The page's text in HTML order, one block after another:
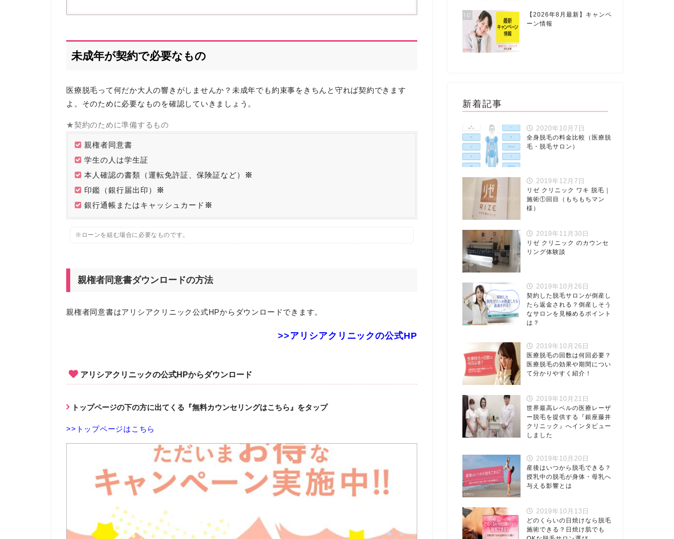
未成年が契約で必要なもの
医療脱毛って何だか大人の響きがしませんか？未成年でも約束事をきちんと守れば契約できます
よ。そのために必要なものを確認していきましょう。
★契約のために準備するもの
親権者同意書
学生の人は学生証
本人確認の書類（運転免許証、保険証など）
※
印鑑（銀行届出印）
※
銀行通帳またはキャッシュカード ※
※ローンを組む場合に必要なものです。
親権者同意書ダウンロードの方法
親権者同意書はアリシアクリニック公式HPからダウンロードできます。
>>アリシアクリニックの公式HP
アリシアクリニックの公式HPからダウンロード
トップページの下の方に出てくる『無料カウンセリングはこちら』をタップ
>>トップページはこちら
10
【2026年8月最新】キャンペ
ーン情報
新着記事
2020年10月7日
全身脱毛の料金比較（医療脱
毛・脱毛サロン）
2019年12月7日
リゼ クリニック ワキ 脱毛｜
施術①回目（もちもちマン
様）
2019年11月30日
リゼ クリニック のカウンセ
リング体験談
2019年10月26日
契約した脱毛サロンが倒産し
たら返金される？倒産しそう
なサロンを見極めるポイント
は？
2019年10月26日
医療脱毛の回数は何回必要？
医療脱毛の効果や期間につい
て分かりやすく紹介！
2019年10月21日
世界最高レベルの医療レーザ
ー脱毛を提供する『銀座藤井
クリニック』へインタビュー
しました
2019年10月20日
産後はいつから脱毛できる？
授乳中の脱毛が身体・母乳へ
与える影響とは
2019年10月13日
どのくらいの日焼けなら脱毛
施術できる？日焼け肌でも